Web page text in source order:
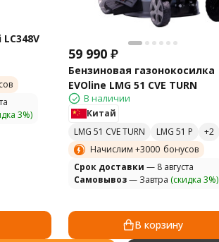
3%)
59 990 ₽
Бензиновая газонокосилка
EVOline LMG 51 CVE TURN
В наличии
Китай
LMG 51 CVE TURN
LMG 51 P
Начислим +3000 бонусов
Cрок доставки — 8 августа
Самовывоз— Завтра (скидка 3%)
В корзину